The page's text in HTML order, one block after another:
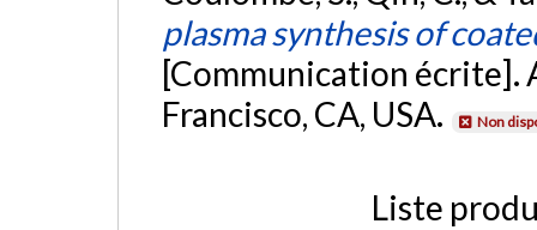
plasma synthesis of
[Communication écrite].
Francisco, CA, USA.
Non
Liste